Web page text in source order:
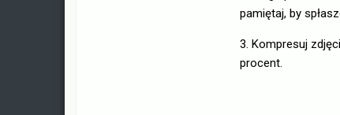
pamiętaj, by
3. Kompresuj
procent.